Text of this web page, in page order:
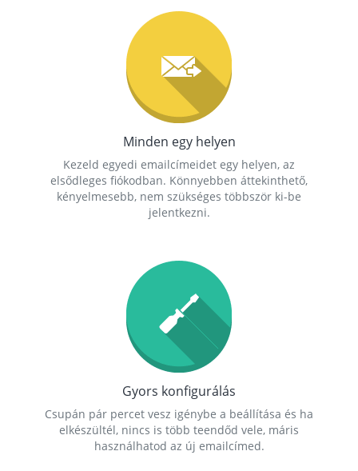
Minden egy helyen
Kezeld egyedi emailcímeidet egy helyen, az
elsődleges fiókodban. Könnyebben áttekinthető,
kényelmesebb, nem szükséges többször ki-be
jelentkezni.
Gyors konfigurálás
Csupán pár percet vesz igénybe a beállítása és ha
elkészültél, nincs is több teendőd vele, máris
használhatod az új emailcímed.